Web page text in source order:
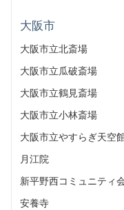
大阪市
大阪市立北斎場
大阪市立瓜破斎場
大阪市立鶴見斎場
大阪市立小林斎場
大阪市立やすらぎ天空
月江院
新平野西コミュニティ
安養寺